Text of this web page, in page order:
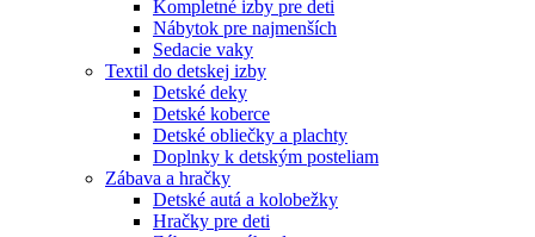
Kompletné izby pre deti
Nábytok pre najmenších
Sedacie vaky
Textil do detskej izby
Detské deky
Detské koberce
Detské obliečky a plachty
Doplnky k detským posteliam
Zábava a hračky
Detské autá a kolobežky
Hračky pre deti